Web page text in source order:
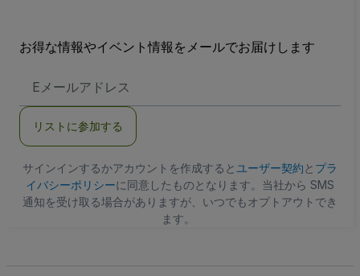
お得な情報やイベント情報をメールでお届けします
メ
ア
ス
リストに参加する
サインインするかアカウントを作成すると ユーザー契約と プラ
イバシーポリシーに同意したものとなります。当社から SMS
通知を受け取る場合がありますが、いつでもオプトアウトでき
ます。